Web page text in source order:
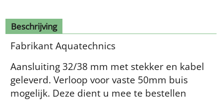
Beschrijving
Fabrikant Aquatechnics
Aansluiting 32/38 mm met stekker en kabel
geleverd. Verloop voor vaste 50mm buis
mogelijk. Deze dient u mee te bestellen